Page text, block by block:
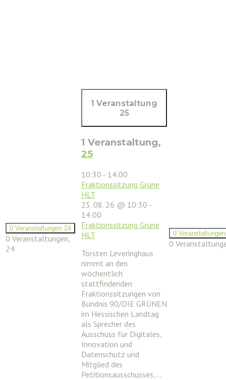
0 Veranstaltungen 24
0 Veranstaltungen,
24
1 Veranstaltung
25
1 Veranstaltung,
25
10:30 - 14:00
Fraktionssitzung Grüne
HLT
25. 08. 26 @ 10:30 -
14:00
Fraktionssitzung Grüne
HLT
Torsten Leveringhaus
nimmt an den
wöchentlich
stattfindenden
Fraktionssitzungen von
Bündnis 90/DIE GRÜNEN
im Hessischen Landtag
als Sprecher des
Ausschuss für Digitales,
Innovation und
Datenschutz und
Mitglied des
Petitionsausschusses,…
0
0